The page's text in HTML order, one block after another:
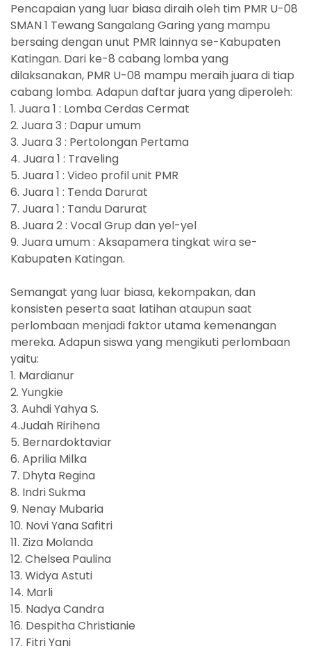
Pencapaian yang luar biasa diraih oleh tim PMR U-08
SMAN 1 Tewang Sangalang Garing yang mampu
bersaing dengan unut PMR lainnya se-Kabupaten
Katingan. Dari ke-8 cabang lomba yang
dilaksanakan, PMR U-08 mampu meraih juara di tiap
cabang lomba. Adapun daftar juara yang diperoleh:
1. Juara 1 : Lomba Cerdas Cermat
2. Juara 3 : Dapur umum
3. Juara 3 : Pertolongan Pertama
4. Juara 1 : Traveling
5. Juara 1 : Video profil unit PMR
6. Juara 1 : Tenda Darurat
7. Juara 1 : Tandu Darurat
8. Juara 2 : Vocal Grup dan yel-yel
9. Juara umum : Aksapamera tingkat wira se-
Kabupaten Katingan.
Semangat yang luar biasa, kekompakan, dan
konsisten peserta saat latihan ataupun saat
perlombaan menjadi faktor utama kemenangan
mereka. Adapun siswa yang mengikuti perlombaan
yaitu:
1. Mardianur
2. Yungkie
3. Auhdi Yahya S.
4.Judah Ririhena
5. Bernardoktaviar
6. Aprilia Milka
7. Dhyta Regina
8. Indri Sukma
9. Nenay Mubaria
10. Novi Yana Safitri
11. Ziza Molanda
12. Chelsea Paulina
13. Widya Astuti
14. Marli
15. Nadya Candra
16. Despitha Christianie
17. Fitri Yani